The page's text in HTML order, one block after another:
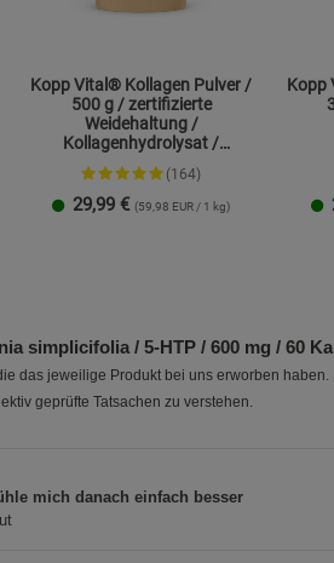
Kopp Vital® Kollagen Pulver /
500 g / zertifizierte
Weidehaltung /
Kollagenhydrolysat /
Kollagenpeptid / 91% Eiweiß
(164)
29,99 € (59,98 EUR / 1 kg)
Kopp
simplicifolia / 5‑HTP / 600 mg / 60
das jeweilige Produkt bei uns erworben
geprüfte Tatsachen zu verstehen.
mich danach einfach besser